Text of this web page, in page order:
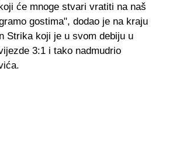
će mnoge stvari vratiti na naš
gostima", dodao je na kraju
Strika koji je u svom debiju u
3:1 i tako nadmudrio